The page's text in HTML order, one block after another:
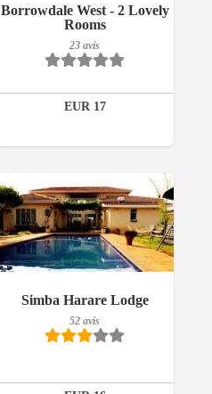
Borrowdale West - 2 Lovely
Rooms
23 avis
EUR 17
Simba Harare Lodge
52 avis
52 avis
Détails